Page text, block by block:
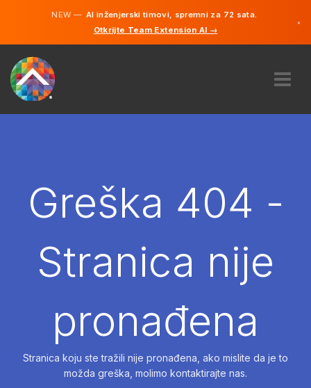
NEW —AI inženjerski timovi, spremni za 72 sata.
Otkrijte Team Extension AI →
×
NAJAMGreška 404 -
Stranica nije
pronađena
Stranica koju ste tražili nije pronađena, ako mislite da je to
možda greška, molimo kontaktirajte nas.